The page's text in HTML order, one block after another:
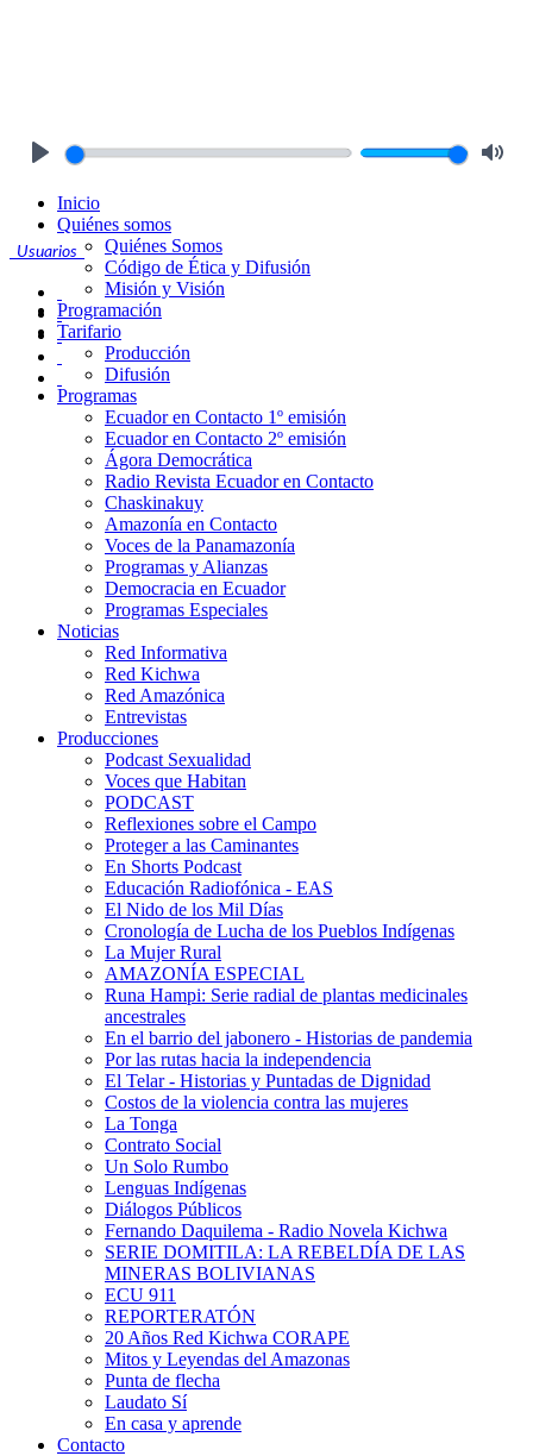
Usuarios
Inicio
Quiénes somos
Quiénes Somos
Código de Ética y Difusión
Misión y Visión
Programación
Tarifario
Producción
Difusión
Programas
Ecuador en Contacto 1º emisión
Ecuador en Contacto 2º emisión
Ágora Democrática
Radio Revista Ecuador en Contacto
Chaskinakuy
Amazonía en Contacto
Voces de la Panamazonía
Programas y Alianzas
Democracia en Ecuador
Programas Especiales
Noticias
Red Informativa
Red Kichwa
Red Amazónica
Entrevistas
Producciones
Podcast Sexualidad
Voces que Habitan
PODCAST
Reflexiones sobre el Campo
Proteger a las Caminantes
En Shorts Podcast
Educación Radiofónica - EAS
El Nido de los Mil Días
Cronología de Lucha de los Pueblos Indígenas
La Mujer Rural
AMAZONÍA ESPECIAL
Runa Hampi: Serie radial de plantas medicinales
ancestrales
En el barrio del jabonero - Historias de pandemia
Por las rutas hacia la independencia
El Telar - Historias y Puntadas de Dignidad
Costos de la violencia contra las mujeres
La Tonga
Contrato Social
Un Solo Rumbo
Lenguas Indígenas
Diálogos Públicos
Fernando Daquilema - Radio Novela Kichwa
SERIE DOMITILA: LA REBELDÍA DE LAS
MINERAS BOLIVIANAS
ECU 911
REPORTERATÓN
20 Años Red Kichwa CORAPE
Mitos y Leyendas del Amazonas
Punta de flecha
Laudato Sí
En casa y aprende
Contacto